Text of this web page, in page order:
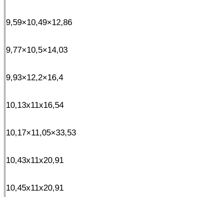
9,59×10,49×12,86
9,77×10,5×14,03
9,93×12,2×16,4
10,13x11x16,54
10,17×11,05×33,53
10,43x11x20,91
10,45x11x20,91